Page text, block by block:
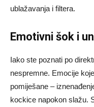
ublažavanja i filtera.
Emotivni šok i
Iako ste poznati po
nespremne. Emocije
pomiješane –
kockice napokon slažu.